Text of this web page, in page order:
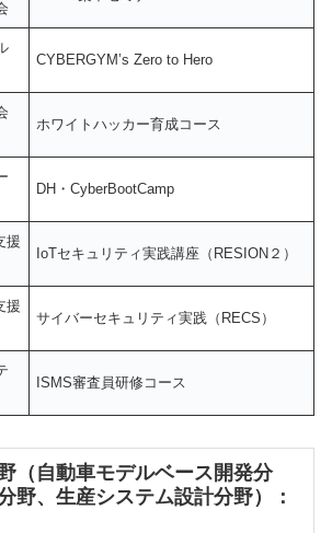
CYBERGYM’s Zero to Hero
ホワイトハッカー育成コース
DH・CyberBootCamp
援
IoTセキュリティ実践講座（RESION２）
援
サイバーセキュリティ実践（RECS）
ISMS審査員研修コース
（自動車モデルベース開発分
野、生産システム設計分野）：